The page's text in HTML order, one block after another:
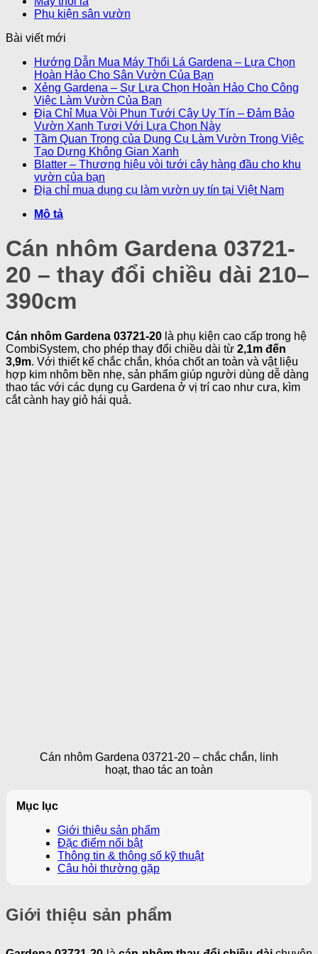
Phụ kiện sân vườn
Bài viết mới
Hướng Dẫn Mua Máy Thổi Lá Gardena – Lựa Chọn
Hoàn Hảo Cho Sân Vườn Của Bạn
Xẻng Gardena – Sự Lựa Chọn Hoàn Hảo Cho Công
Việc Làm Vườn Của Bạn
Địa Chỉ Mua Vòi Phun Tưới Cây Uy Tín – Đảm Bảo
Vườn Xanh Tươi Với Lựa Chọn Này
Tầm Quan Trọng của Dụng Cụ Làm Vườn Trong Việc
Tạo Dựng Không Gian Xanh
Blatter – Thương hiệu vòi tưới cây hàng đầu cho khu
vườn của bạn
Địa chỉ mua dụng cụ làm vườn uy tín tại Việt Nam
Mô tả
Cán nhôm Gardena 03721-
20 – thay đổi chiều dài 210–
390cm
Cán nhôm Gardena 03721-20 là phụ kiện cao cấp trong hệ
CombiSystem, cho phép thay đổi chiều dài từ 2,1m đến
3,9m. Với thiết kế chắc chắn, khóa chốt an toàn và vật liệu
hợp kim nhôm bền nhẹ, sản phẩm giúp người dùng dễ dàng
thao tác với các dụng cụ Gardena ở vị trí cao như cưa, kìm
cắt cành hay giỏ hái quả.
Cán nhôm Gardena 03721-20 – chắc chắn, linh
hoạt, thao tác an toàn
Mục lục
Giới thiệu sản phẩm
Đặc điểm nổi bật
Thông tin & thông số kỹ thuật
Câu hỏi thường gặp
Giới thiệu sản phẩm